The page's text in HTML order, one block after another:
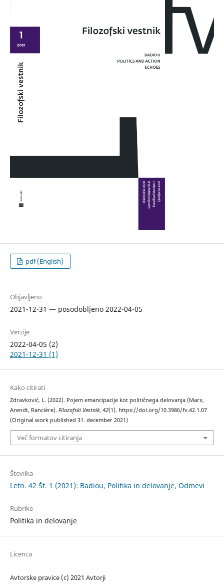
pdf (English)
Objavljeno
2021-12-31 — posodobljeno 2022-04-05
Verzije
2022-04-05 (2)
2021-12-31 (1)
Kako citirati
Zdravković, L. (2022). Pojem emancipacije kot političnega delovanja (Marx,
Arendt, Rancière). Filozofski Vestnik, 42(1). https://doi.org/10.3986/fv.42.1.07
(Original work published 31. december 2021)
Več formatov citiranja
Številka
Letn. 42 Št. 1 (2021): Badiou, Politika in delovanje, Odmevi
Rubrike
Politika in delovanje
Licenca
Avtorske pravice (c) 2021 Avtorji